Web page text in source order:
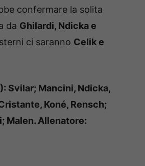
confermare la solita
da Ghilardi, Ndicka e
ci saranno Celik e
Svilar; Mancini, Ndicka,
Koné, Rensch;
Malen. Allenatore: